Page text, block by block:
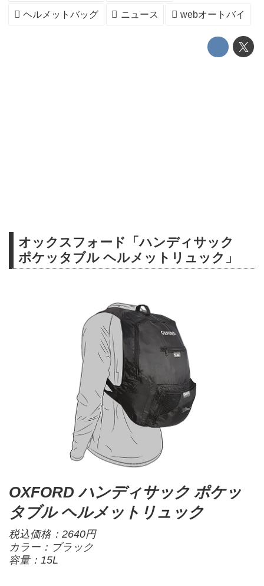
ヘルメットバッグ ニュース webオートバイ
オックスフォード「ハンディサック
ポケッタブル ヘルメットリュック」
OXFORD ハンディサック ポケッ
タブル ヘルメットリュック
税込価格：2640円
カラー：ブラック
容量：15L